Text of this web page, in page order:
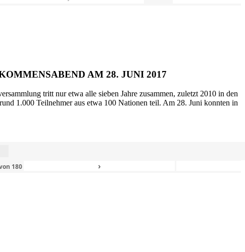
AM 28. JUNI 2017
tritt nur etwa alle sieben Jahre zusammen, zuletzt 2010 in den
1.000 Teilnehmer aus etwa 100 Nationen teil. Am 28. Juni konnten in
180 ›